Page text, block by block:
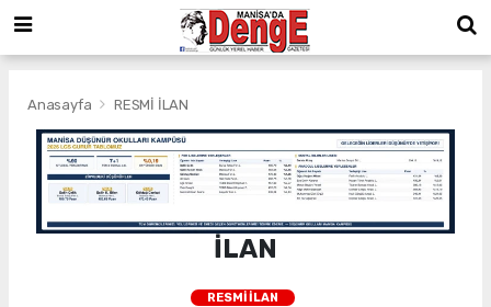
Anasayfa RESMİ İLAN
İLAN
RESMİ İLAN